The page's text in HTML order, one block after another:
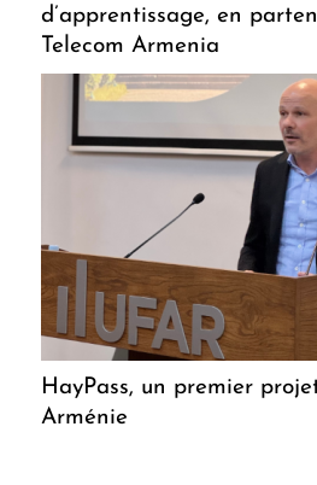
d’apprentissage, en
Telecom Armenia
HayPass, un premier
Arménie